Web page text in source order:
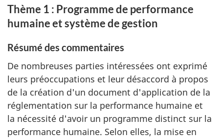
Thème 1 : Programme de performance
humaine et système de gestion
Résumé des commentaires
De nombreuses parties intéressées ont exprimé
leurs préoccupations et leur désaccord à propos
de la création d'un document d'application de la
réglementation sur la performance humaine et
la nécessité d'avoir un programme distinct sur la
performance humaine. Selon elles, la mise en